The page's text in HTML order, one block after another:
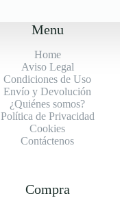
Menu
Home
Aviso Legal
Condiciones de Uso
Envío y Devolución
¿Quiénes somos?
Política de Privacidad
Cookies
Contáctenos
Compra